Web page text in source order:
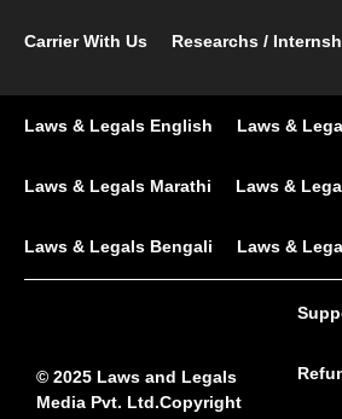
Carrier With Us Researchs /
Laws & Legals English Laws &
Laws & Legals Marathi Laws &
Laws & Legals Bengali Laws &
© 2025 Laws and Legals
Media Pvt. Ltd.Copyright